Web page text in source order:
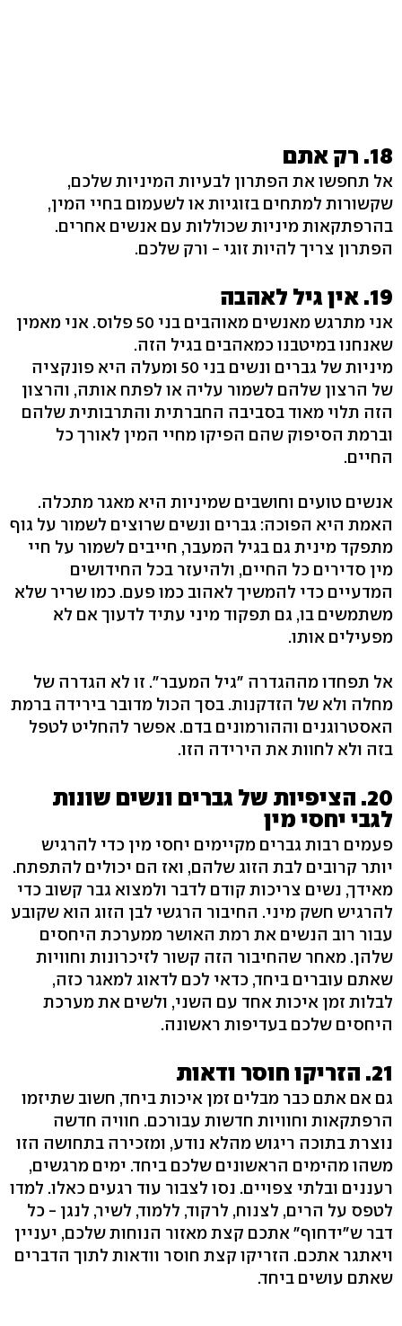
18. רק אתם
אל תחפשו את הפתרון לבעיות המיניות שלכם,
שקשורות למתחים בזוגיות או לשעמום בחיי המין,
בהרפתקאות מיניות שכוללות עם אנשים אחרים.
הפתרון צריך להיות זוגי - ורק שלכם.
19. אין גיל לאהבה
אני מתרגש מאנשים מאוהבים בני 50 פלוס. אני מאמין
שאנחנו במיטבנו כמאהבים בגיל הזה.
מיניות של גברים ונשים בני 50 ומעלה היא פונקציה
של הרצון שלהם לשמור עליה או לפתח אותה, והרצון
הזה תלוי מאוד בסביבה החברתית והתרבותית שלהם
וברמת הסיפוק שהם הפיקו מחיי המין לאורך כל
החיים.
אנשים טועים וחושבים שמיניות היא מאגר מתכלה.
האמת היא הפוכה: גברים ונשים שרוצים לשמור על גוף
מתפקד מינית גם בגיל המעבר, חייבים לשמור על חיי
מין סדירים כל החיים, ולהיעזר בכל החידושים
המדעיים כדי להמשיך לאהוב כמו פעם. כמו שריר שלא
משתמשים בו, גם תפקוד מיני עתיד לדעוך אם לא
מפעילים אותו.
אל תפחדו מההגדרה "גיל המעבר". זו לא הגדרה של
מחלה ולא של הזדקנות. בסך הכול מדובר בירידה ברמת
האסטרוגנים וההורמונים בדם. אפשר להחליט לטפל
בזה ולא לחוות את הירידה הזו.
20. הציפיות של גברים ונשים שונות
לגבי יחסי מין
פעמים רבות גברים מקיימים יחסי מין כדי להרגיש
יותר קרובים לבת הזוג שלהם, ואז הם יכולים להתפתח.
מאידך, נשים צריכות קודם לדבר ולמצוא גבר קשוב כדי
להרגיש חשק מיני. החיבור הרגשי לבן הזוג הוא שקובע
עבור רוב הנשים את רמת האושר ממערכת היחסים
שלהן. מאחר שהחיבור הזה קשור לזיכרונות וחוויות
שאתם עוברים ביחד, כדאי לכם לדאוג למאגר כזה,
לבלות זמן איכות אחד עם השני, ולשים את מערכת
היחסים שלכם בעדיפות ראשונה.
21. הזריקו חוסר ודאות
גם אם אתם כבר מבלים זמן איכות ביחד, חשוב שתיזמו
הרפתקאות וחוויות חדשות עבורכם. חוויה חדשה
נוצרת בתוכה ריגוש מהלא נודע, ומזכירה בתחושה הזו
משהו מהימים הראשונים שלכם ביחד. ימים מרגשים,
רעננים ובלתי צפויים. נסו לצבור עוד רגעים כאלו. למדו
לטפס על הרים, לצנוח, לרקוד, ללמוד, לשיר, לנגן - כל
דבר ש"ידחוף" אתכם קצת מאזור הנוחות שלכם, יעניין
ויאתגר אתכם. הזריקו קצת חוסר וודאות לתוך הדברים
שאתם עושים ביחד.